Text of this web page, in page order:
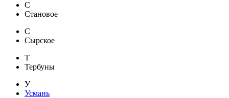
С
Становое
С
Сырское
Т
Тербуны
У
Усмань